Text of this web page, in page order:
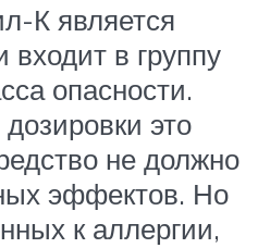
К является
в группу
опасности.
это
не должно
эффектов. Но
к аллергии,